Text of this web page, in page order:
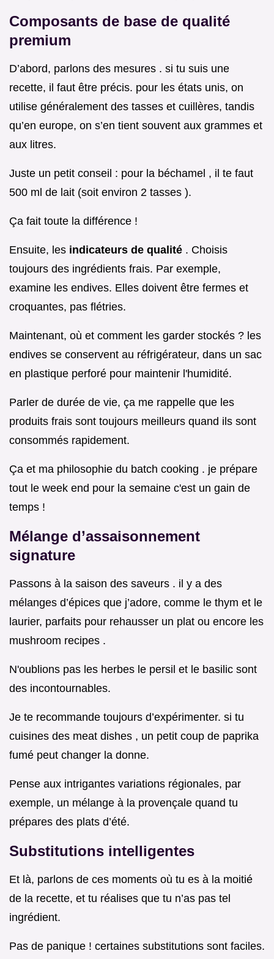
Composants de base de qualité
premium
D’abord, parlons des mesures . si tu suis une
recette, il faut être précis. pour les états unis, on
utilise généralement des tasses et cuillères, tandis
qu’en europe, on s’en tient souvent aux grammes et
aux litres.
Juste un petit conseil : pour la béchamel , il te faut
500 ml de lait (soit environ 2 tasses ).
Ça fait toute la différence !
Ensuite, les indicateurs de qualité . Choisis
toujours des ingrédients frais. Par exemple,
examine les endives. Elles doivent être fermes et
croquantes, pas flétries.
Maintenant, où et comment les garder stockés ? les
endives se conservent au réfrigérateur, dans un sac
en plastique perforé pour maintenir l'humidité.
Parler de durée de vie, ça me rappelle que les
produits frais sont toujours meilleurs quand ils sont
consommés rapidement.
Ça et ma philosophie du batch cooking . je prépare
tout le week end pour la semaine c'est un gain de
temps !
Mélange d’assaisonnement
signature
Passons à la saison des saveurs . il y a des
mélanges d’épices que j’adore, comme le thym et le
laurier, parfaits pour rehausser un plat ou encore les
mushroom recipes .
N'oublions pas les herbes le persil et le basilic sont
des incontournables.
Je te recommande toujours d’expérimenter. si tu
cuisines des meat dishes , un petit coup de paprika
fumé peut changer la donne.
Pense aux intrigantes variations régionales, par
exemple, un mélange à la provençale quand tu
prépares des plats d’été.
Substitutions intelligentes
Et là, parlons de ces moments où tu es à la moitié
de la recette, et tu réalises que tu n’as pas tel
ingrédient.
Pas de panique ! certaines substitutions sont faciles.